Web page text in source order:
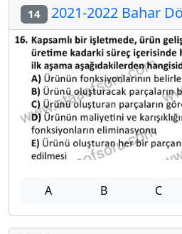
14 2021-2022 Bahar
A B C